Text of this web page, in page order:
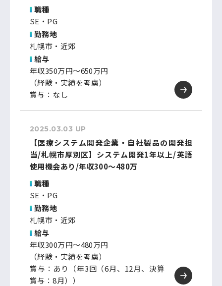
職種
SE・PG
勤務地
札幌市・近郊
給与
年収350万円～650万円
（経験・実績を考慮）
賞与：なし
2025.03.03 UP
【医療システム開発企業・自社製品の開発担
当/札幌市厚別区】システム開発1年以上/英語
使用機会あり/年収300～480万
職種
SE・PG
勤務地
札幌市・近郊
給与
年収300万円～480万円
（経験・実績を考慮）
賞与：あり（年3回（6月、12月、決算
賞与：8月））